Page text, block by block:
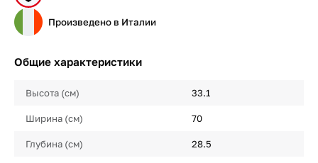
Произведено в Италии
Общие характеристики
Высота (см) 33.1
Ширина (см) 70
Глубина (см) 28.5